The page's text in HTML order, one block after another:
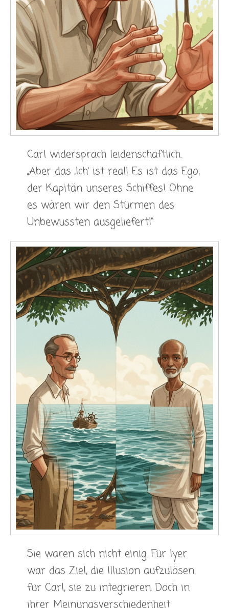
Carl widersprach leidenschaftlich.
„Aber das ‚Ich‘ ist real! Es ist das Ego,
der Kapitän unseres Schiffes! Ohne
es wären wir den Stürmen des
Unbewussten ausgeliefert!“
Sie waren sich nicht einig. Für Iyer
war das Ziel, die Illusion aufzulösen;
für Carl, sie zu integrieren. Doch in
ihrer Meinungsverschiedenheit